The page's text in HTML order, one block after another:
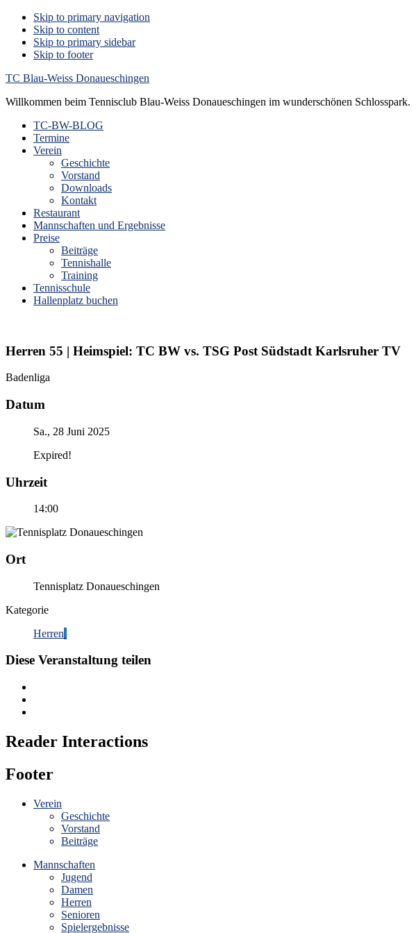
Skip to primary navigation
Skip to content
Skip to primary sidebar
Skip to footer
TC Blau-Weiss Donaueschingen
Willkommen beim Tennisclub Blau-Weiss Donaueschingen im wunderschönen Schlosspark.
TC-BW-BLOG
Termine
Verein
Geschichte
Vorstand
Downloads
Kontakt
Restaurant
Mannschaften und Ergebnisse
Preise
Beiträge
Tennishalle
Training
Tennisschule
Hallenplatz buchen
Herren 55 | Heimspiel: TC BW vs. TSG Post Südstadt Karlsruher TV
Badenliga
Datum
Sa., 28 Juni 2025
Expired!
Uhrzeit
14:00
Ort
Tennisplatz Donaueschingen
Kategorie
Herren
Diese Veranstaltung teilen
Reader Interactions
Footer
Verein
Geschichte
Vorstand
Beiträge
Mannschaften
Jugend
Damen
Herren
Senioren
Spielergebnisse